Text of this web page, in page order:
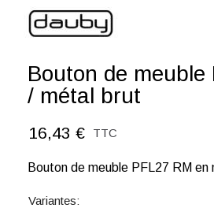
Bouton de meuble
/ métal brut
16,43 € TTC
Bouton de meuble PFL27 RM en
Variantes: